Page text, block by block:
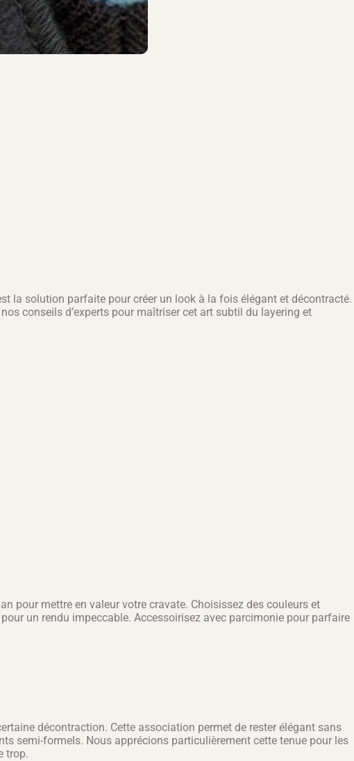
la solution parfaite pour créer un look à la fois élégant et décontracté.
conseils d’experts pour maîtriser cet art subtil du layering et
pour mettre en valeur votre cravate. Choisissez des couleurs et
un rendu impeccable. Accessoirisez avec parcimonie pour parfaire
décontraction. Cette association permet de rester élégant sans
semi-formels. Nous apprécions particulièrement cette tenue pour les
trop.